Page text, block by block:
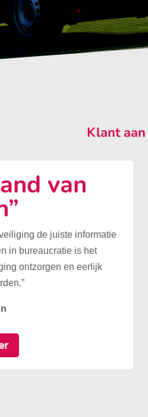
Klant
van
de juiste informatie
in bureaucratie is het
ontzorgen en eerlijk